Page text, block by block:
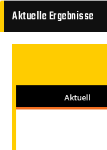
Aktuelle Ergebnisse